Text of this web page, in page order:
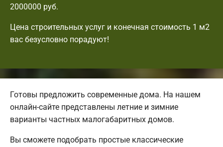
2000000 руб.
Цена строительных услуг и конечная стоимость 1 м2
вас безусловно порадуют!
Готовы предложить современные дома. На нашем
онлайн-сайте представлены летние и зимние
варианты частных малогабаритных домов.
Вы сможете подобрать простые классические